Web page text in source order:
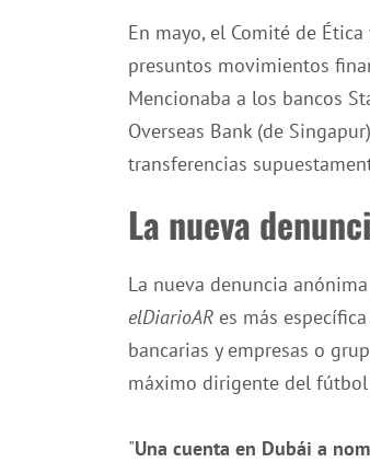
En mayo, el Comité de
presuntos movimientos
Mencionaba a los bancos
Overseas Bank (de
transferencias
La nueva
La nueva denuncia
elDiarioAR es más
bancarias y empresas o
máximo dirigente del fútbol
"Una cuenta en Dubái a